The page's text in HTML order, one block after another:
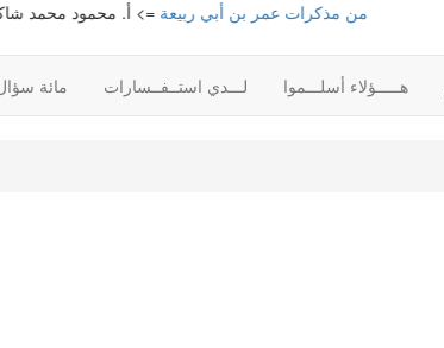
من مذكرات عمر بن أبي ربيعة => أ. محمود محمد شاكر
مائة لـــدي استــفــسارات هـــــؤلاء أسلـــموا